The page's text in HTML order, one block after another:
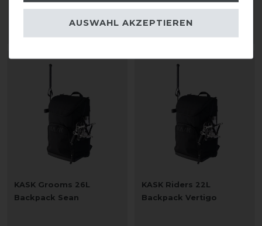
199,90 € * 64,99 € *
KASK Grooms 26L
Backpack Sean
KASK Riders 22L
Backpack Vertigo
AUSWAHL AKZEPTIEREN